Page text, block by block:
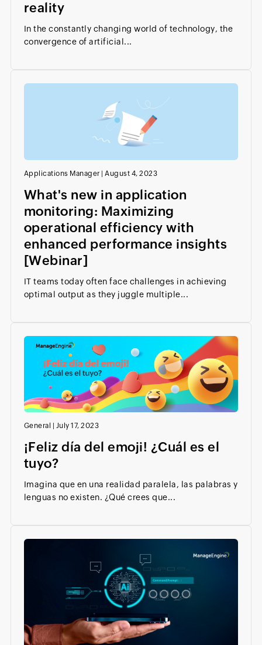
reality
In the constantly changing world of technology, the
convergence of artificial...
Applications Manager |August 4, 2023
What's new in application
monitoring: Maximizing
operational efficiency with
enhanced performance insights
[Webinar]
IT teams today often face challenges in achieving
optimal output as they juggle multiple...
General July 17, 2023
¡Feliz día del emoji! ¿Cuál es el
tuyo?
Imagina que en una realidad paralela, las palabras y
lenguas no existen. ¿Qué crees que...